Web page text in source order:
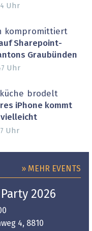
Uhr
kompromittiert
Sharepoint-
Graubünden
Uhr
brodelt
iPhone kommt
vielleicht
Uhr
» MEHR EVENTS
2026
4, 8810